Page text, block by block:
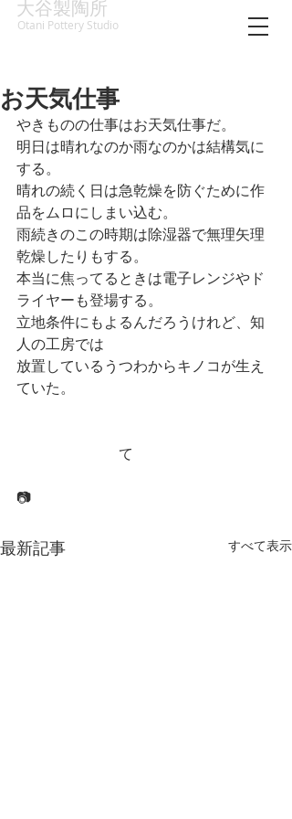
大谷製陶所
Otani Pottery Studio
お天気仕事
やきものの仕事はお天気仕事だ。
明日は晴れなのか雨なのかは結構気に
する。
晴れの続く日は急乾燥を防ぐために作
品をムロにしまい込む。
雨続きのこの時期は除湿器で無理矢理
乾燥したりもする。
本当に焦ってるときは電子レンジやド
ライヤーも登場する。
立地条件にもよるんだろうけれど、知
人の工房では
放置しているうつわからキノコが生え
ていた。
て
📷
最新記事 すべて表示